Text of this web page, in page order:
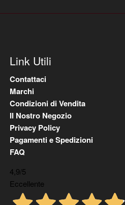
Link Utili
Contattaci
Marchi
Condizioni di Vendita
Il Nostro Negozio
Privacy Policy
Pagamenti e Spedizioni
FAQ
4,9/5
Eccellente